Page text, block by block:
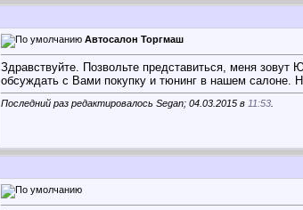
Автосалон Торгмаш
Здравствуйте. Позвольте представиться, меня
обсуждать с Вами покупку и тюнинг в нашем салоне.
Последний раз редактировалось Segan; 04.03.2015 в 11:53